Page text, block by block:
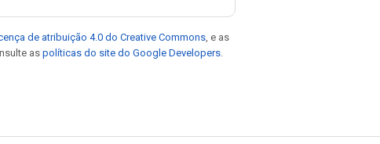
de atribuição 4.0 do Creative Commons , e as
aspolíticas do site do Google Developers